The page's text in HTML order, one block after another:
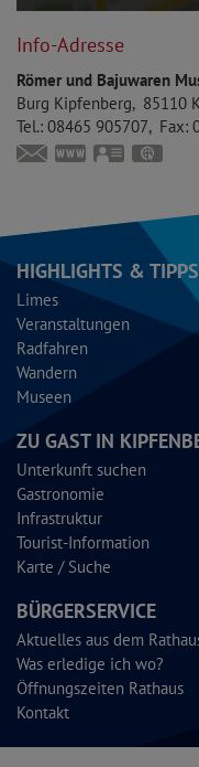
Info-Adresse
Römer und Bajuwaren
Burg Kipfenberg
85110
Tel.: 08465 905707 Fax:
museum@markt-
vCard
HIGHLIGHTS & TIPPS
Limes
Veranstaltungen
Radfahren
Wandern
Museen
ZU GAST IN
Unterkunft suchen
Gastronomie
Infrastruktur
Tourist-Information
Karte / Suche
BÜRGERSERVICE
Aktuelles aus dem
Was erledige ich wo?
Öffnungszeiten Rathaus
Kontakt